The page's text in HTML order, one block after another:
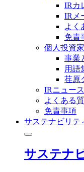
IRカ
IRメ
よく
免責
個人投資
事業
用語
荏原
IRニュース
よくある
免責事項
サステナビリテ
サステナ